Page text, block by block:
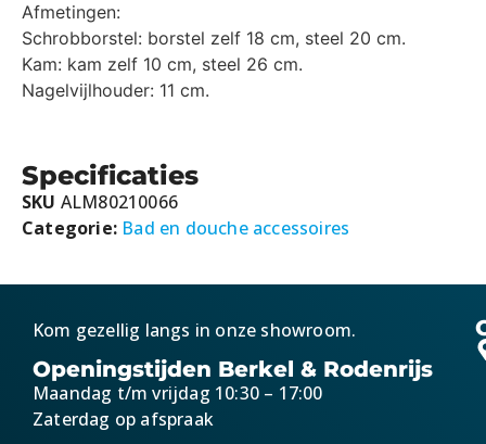
Afmetingen:
Schrobborstel: borstel zelf 18 cm, steel 20 cm.
Kam: kam zelf 10 cm, steel 26 cm.
Nagelvijlhouder: 11 cm.
Specificaties
SKU ALM80210066
Categorie: Bad en douche accessoires
Kom gezellig langs in onze showroom.
Openingstijden Berkel & Rodenrijs
Maandag t/m vrijdag 10:30 – 17:00
Zaterdag op afspraak